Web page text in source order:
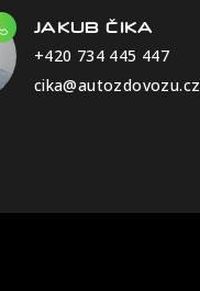
JAKUB ČIKA
+420 734 445 447
cika@autozdovozu.cz